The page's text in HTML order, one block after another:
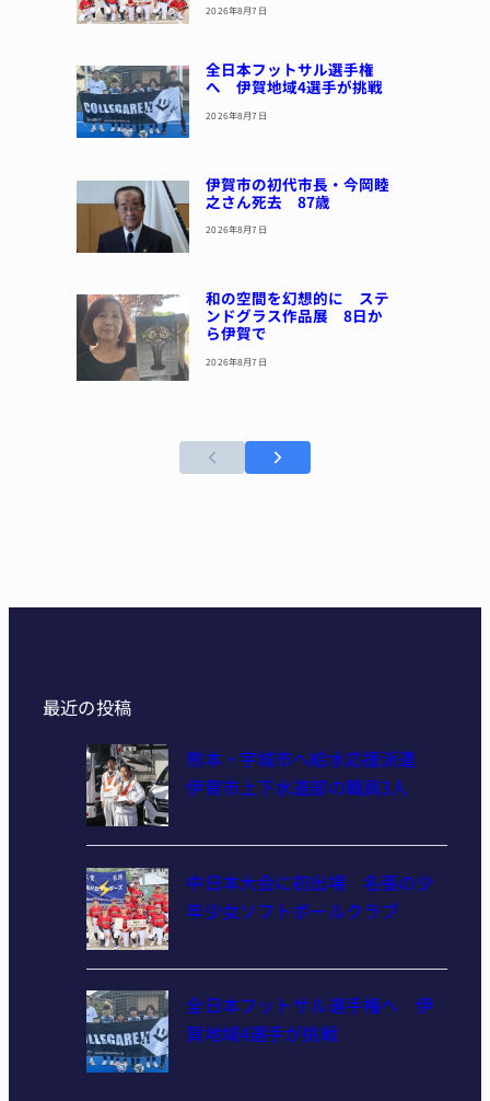
2026年8月7日
全日本フットサル選手権
へ 伊賀地域4選手が挑戦
2026年8月7日
伊賀市の初代市長・今岡睦
之さん死去 87歳
2026年8月7日
和の空間を幻想的に ステ
ンドグラス作品展 8日か
ら伊賀で
2026年8月7日
最近の投稿
熊本・宇城市へ給水応援派遣
伊賀市上下水道部の職員3人
中日本大会に初出場 名張の少
年少女ソフトボールクラブ
全日本フットサル選手権へ 伊
賀地域4選手が挑戦